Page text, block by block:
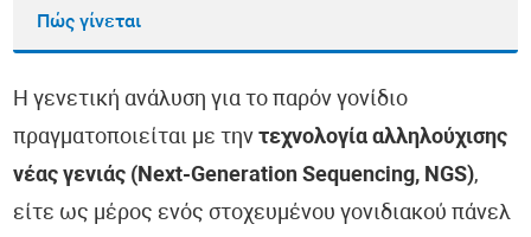
Πώς γίνεται
Η γενετική ανάλυση για το παρόν γονίδιο
πραγματοποιείται με τηντεχνολογία αλληλούχισης
νέας γενιάς (Next-Generation Sequencing, NGS),
είτε ως μέρος ενός στοχευμένου γονιδιακού πάνελ